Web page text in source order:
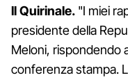
Il Quirinale. "I miei
presidente della
Meloni, rispondendo
conferenza stampa.